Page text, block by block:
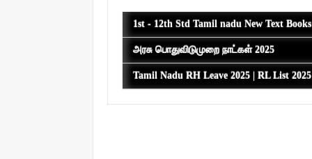
1st - 12th Std Tamil nadu New Text
அரசு பொதுவிடுமுறை நாட்கள் 2025
Tamil Nadu RH Leave 2025 | RL List